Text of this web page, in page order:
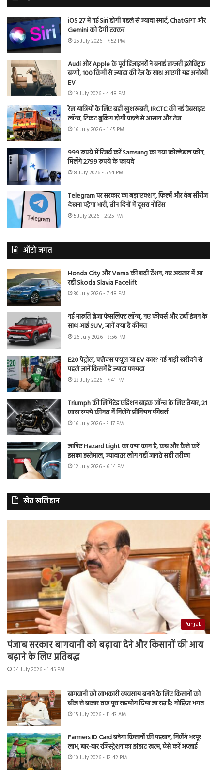
iOS 27 में नई Siri होगी पहले से ज्यादा स्मार्ट, ChatGPT और
Gemini को देगी टक्कर
25 July 2026 - 7:52 PM
Audi और Apple के पूर्व डिजाइनरों ने बनाई लग्जरी इलेक्ट्रिक
बग्गी, 100 किमी से ज्यादा की रेंज के साथ आएगी यह अनोखी
EV
19 July 2026 - 4:48 PM
रेल यात्रियों के लिए बड़ी खुशखबरी, IRCTC की नई वेबसाइट
लॉन्च, टिकट बुकिंग होगी पहले से आसान और तेज
16 July 2026 - 1:45 PM
999 रुपये में रिजर्व करें Samsung का नया फोल्डेबल फोन,
मिलेंगे 2799 रुपये के फायदे
8 July 2026 - 5:54 PM
Telegram पर सरकार का बड़ा एक्शन, फिल्में और वेब सीरीज
देखना पड़ेगा भारी, तीन दिनों में दूसरा नोटिस
5 July 2026 - 2:25 PM
ऑटो जगत
Honda City और Verna की बढ़ी टेंशन, नए अवतार में आ
रही Skoda Slavia Facelift
30 July 2026 - 7:48 PM
नई मारुति ब्रेजा फेसलिफ्ट लॉन्च, नए फीचर्स और टर्बो इंजन के
साथ आई SUV, जानें क्या है कीमत
26 July 2026 - 3:56 PM
E20 पेट्रोल, फ्लेक्स फ्यूल या EV कार? नई गाड़ी खरीदने से
पहले जानें किसमें है ज्यादा फायदा
23 July 2026 - 7:41 PM
Triumph की लिमिटेड एडिशन बाइक लॉन्च के लिए तैयार, 21
लाख रुपये कीमत में मिलेंगे प्रीमियम फीचर्स
16 July 2026 - 3:17 PM
जानिए Hazard Light का क्या काम है, कब और कैसे करें
इसका इस्तेमाल, ज्यादातर लोग नहीं जानते सही तरीका
12 July 2026 - 6:14 PM
खेत खलिहान
Punjab
पंजाब सरकार बागवानी को बढ़ावा देने और किसानों की आय
बढ़ाने के लिए प्रतिबद्ध
24 July 2026 - 1:45 PM
बागवानी को लाभकारी व्यवसाय बनाने के लिए किसानों को
बीज से बाजार तक पूरा सहयोग दिया जा रहा है: मोहिंदर भगत
15 July 2026 - 11:43 AM
Farmers ID Card बनेगा किसानों की पहचान, मिलेंगे भरपूर
लाभ, बार-बार रजिस्ट्रेशन का झंझट खत्म, ऐसे करें अप्लाई
10 July 2026 - 12:42 PM